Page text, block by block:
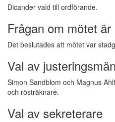
Dicander vald till ordförande.
Frågan om mötet
Det beslutades att mötet var
Val av
Simon Sandblom och Magnus
och rösträknare.
Val av sekreterare